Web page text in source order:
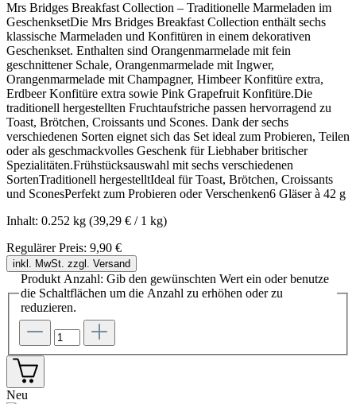
Mrs Bridges Breakfast Collection – Traditionelle Marmeladen im
GeschenksetDie Mrs Bridges Breakfast Collection enthält sechs
klassische Marmeladen und Konfitüren in einem dekorativen
Geschenkset. Enthalten sind Orangenmarmelade mit fein
geschnittener Schale, Orangenmarmelade mit Ingwer,
Orangenmarmelade mit Champagner, Himbeer Konfitüre extra,
Erdbeer Konfitüre extra sowie Pink Grapefruit Konfitüre.Die
traditionell hergestellten Fruchtaufstriche passen hervorragend zu
Toast, Brötchen, Croissants und Scones. Dank der sechs
verschiedenen Sorten eignet sich das Set ideal zum Probieren, Teilen
oder als geschmackvolles Geschenk für Liebhaber britischer
Spezialitäten.Frühstücksauswahl mit sechs verschiedenen
SortenTraditionell hergestelltIdeal für Toast, Brötchen, Croissants
und SconesPerfekt zum Probieren oder Verschenken6 Gläser à 42 g
Inhalt: 0.252 kg (39,29 € / 1 kg)
Regulärer Preis: 9,90 €
inkl. MwSt. zzgl. Versand
Produkt Anzahl: Gib den gewünschten Wert ein oder benutze
die Schaltflächen um die Anzahl zu erhöhen oder zu
reduzieren.
Neu